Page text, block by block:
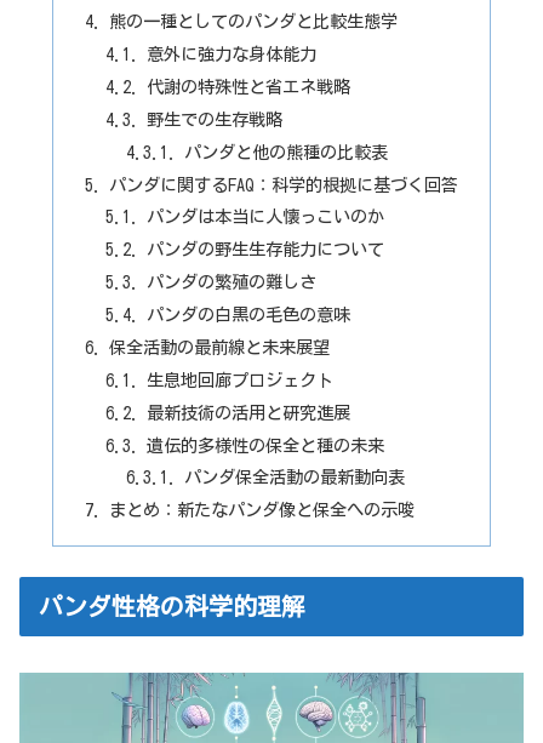
熊の一種としてのパンダと比較生態学
意外に強力な身体能力
代謝の特殊性と省エネ戦略
野生での生存戦略
パンダと他の熊種の比較表
パンダに関するFAQ：科学的根拠に基づく回答
パンダは本当に人懐っこいのか
パンダの野生生存能力について
パンダの繁殖の難しさ
パンダの白黒の毛色の意味
保全活動の最前線と未来展望
生息地回廊プロジェクト
最新技術の活用と研究進展
遺伝的多様性の保全と種の未来
パンダ保全活動の最新動向表
まとめ：新たなパンダ像と保全への示唆
パンダ性格の科学的理解